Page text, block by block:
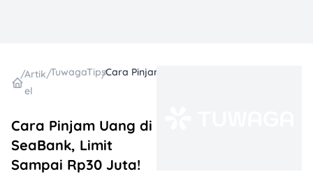
/Artik
el
/TuwagaTips
/
Cara Pinjam Uang di
SeaBank, Limit
Sampai Rp30 Juta!